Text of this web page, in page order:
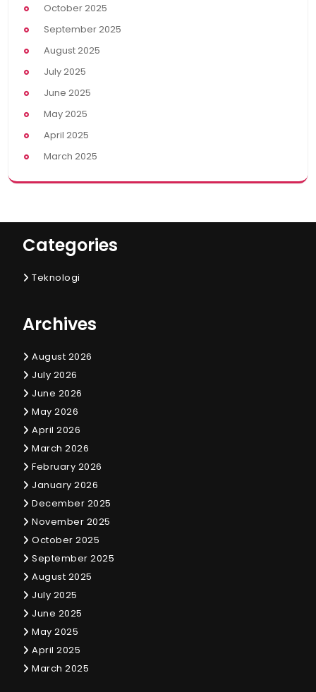
October 2025
September 2025
August 2025
July 2025
June 2025
May 2025
April 2025
March 2025
Categories
Teknologi
Archives
August 2026
July 2026
June 2026
May 2026
April 2026
March 2026
February 2026
January 2026
December 2025
November 2025
October 2025
September 2025
August 2025
July 2025
June 2025
May 2025
April 2025
March 2025